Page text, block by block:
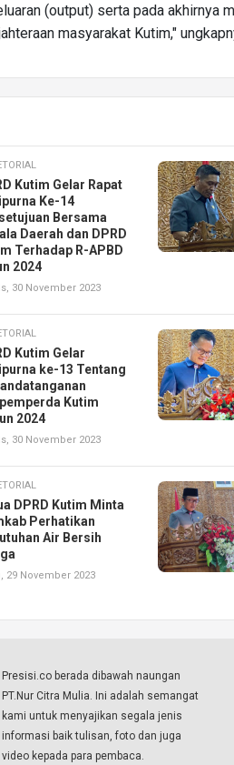
(output) serta pada akhirnya
masyarakat Kutim,"
Kutim Gelar Rapat
Ke-14
Bersama
Daerah dan DPRD
Terhadap R-APBD
2024
30 November 2023
Kutim Gelar
ke-13 Tentang
Kutim
2024
30 November 2023
DPRD Kutim Minta
Perhatikan
Air Bersih
29 November 2023
Presisi.co berada dibawah naungan
PT.Nur Citra Mulia. Ini adalah semangat
kami untuk menyajikan segala jenis
informasi baik tulisan, foto dan juga
video kepada para pembaca.